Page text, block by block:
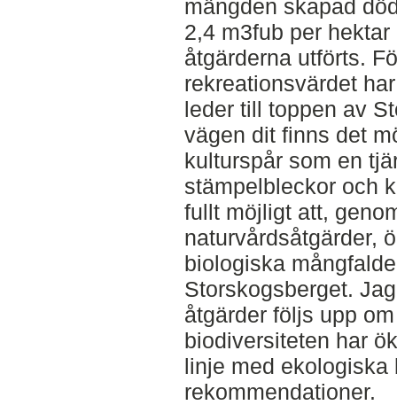
mängden skapad
2,4 m3fub per
åtgärderna utförts.
rekreationsvärdet
leder till toppen av
vägen dit finns det
kulturspår som en
stämpelbleckor och
fullt möjligt att,
naturvårdsåtgärder,
biologiska
Storskogsberget.
åtgärder följs upp
biodiversiteten har
linje med ekologiska
rekommendationer.